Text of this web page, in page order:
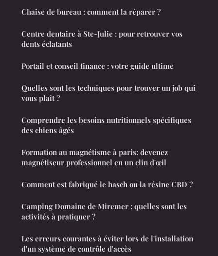
Chaise de bureau : comment la réparer ?
Centre dentaire à Ste-Julie : pour retrouver vos
dents éclatants
Portail et conseil finance : votre guide ultime
Quelles sont les techniques pour trouver un job qui
vous plaît ?
Comprendre les besoins nutritionnels spécifiques
des chiens âgés
Formation au magnétisme à paris: devenez
magnétiseur professionnel en un clin d'œil
Comment est fabriqué le hasch ou la résine CBD ?
Camping Domaine de Miremer : quelles sont les
activités à pratiquer ?
Les erreurs courantes à éviter lors de l'installation
d'un système de contrôle d'accès